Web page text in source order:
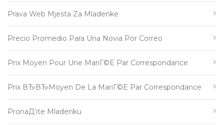
Prava Web Mjesta Za Mladenke
Precio Promedio Para Una Novia Por Correo
Prix Moyen Pour Une MariГ©e Par Correspondance
Prix ВЂ‹вЂ‹moyen De La MariГ©e Par Correspondance
PronaД‘ite Mladenku